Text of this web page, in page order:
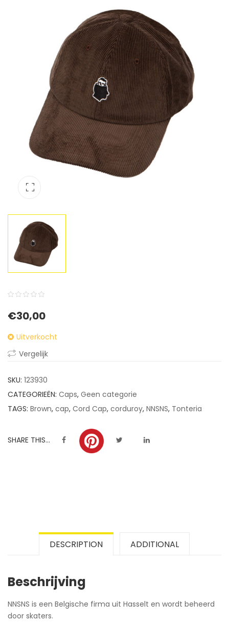
out
on
ratings
€30,00
Uitverkocht
Vergelijk
SKU: 123930
CATEGORIEËN: Caps, Geen categorie
TAGS: Brown, cap, Cord Cap, corduroy, NNSNS, Tonteria
SHARE THIS...
DESCRIPTION ADDITIONAL
Beschrijving
NNSNS is een Belgische firma uit Hasselt en wordt beheerd
door skaters.